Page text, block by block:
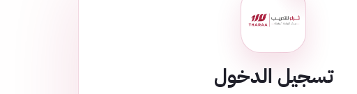
تسجيل الدخول